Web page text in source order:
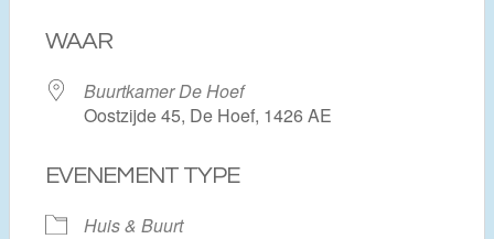
WAAR
Buurtkamer De Hoef
Oostzijde 45, De Hoef, 1426 AE
EVENEMENT TYPE
Huis & Buurt